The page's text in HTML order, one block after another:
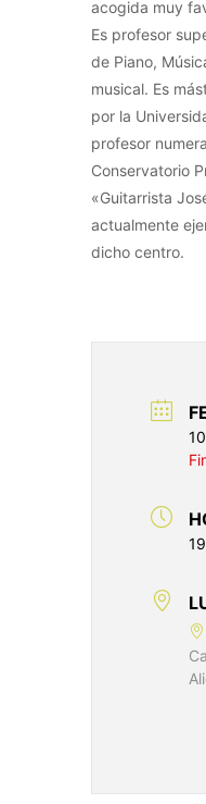
acogida muy
Es profesor
de Piano,
musical. Es
por la
profesor
Conservatorio
«Guitarrista
actualmente
dicho centro.